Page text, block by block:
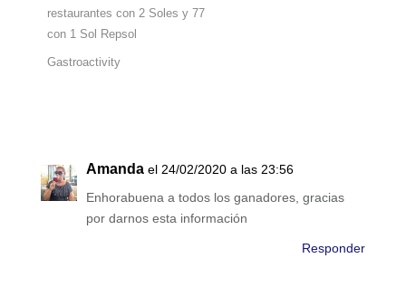
restaurantes con 2 Soles y 77
con 1 Sol Repsol
Gastroactivity
Amanda el 24/02/2020 a las 23:56
Enhorabuena a todos los ganadores, gracias
por darnos esta información
Responder